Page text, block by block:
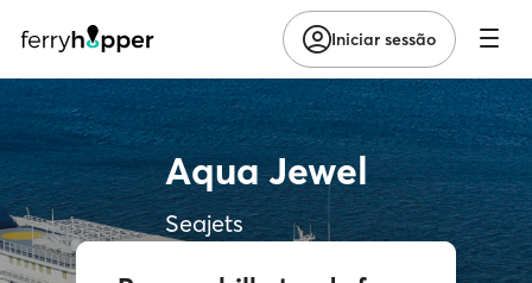
Iniciar sessão
Aqua Jewel
Seajets